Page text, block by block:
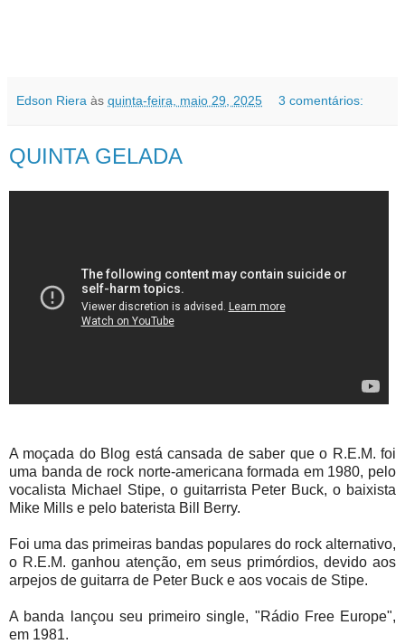
Edson Riera às quinta-feira, maio 29, 2025 3 comentários:
QUINTA GELADA
A moçada do Blog está cansada de saber que o R.E.M. foi
uma banda de rock norte-americana formada em 1980, pelo
vocalista Michael Stipe, o guitarrista Peter Buck, o baixista
Mike Mills e pelo baterista Bill Berry.
Foi uma das primeiras bandas populares do rock alternativo,
o R.E.M. ganhou atenção, em seus primórdios, devido aos
arpejos de guitarra de Peter Buck e aos vocais de Stipe.
A banda lançou seu primeiro single, "Rádio Free Europe",
em 1981.